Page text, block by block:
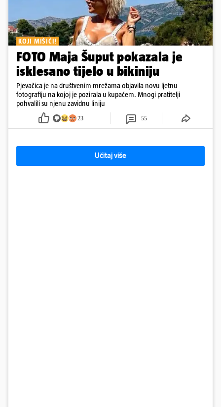
KOJI MIŠIĆI!
FOTO Maja Šuput pokazala je
isklesano tijelo u bikiniju
Pjevačica je na društvenim mrežama objavila novu ljetnu
fotografiju na kojoj je pozirala u kupaćem. Mnogi pratitelji
pohvalili su njenu zavidnu liniju
23 55
Učitaj više